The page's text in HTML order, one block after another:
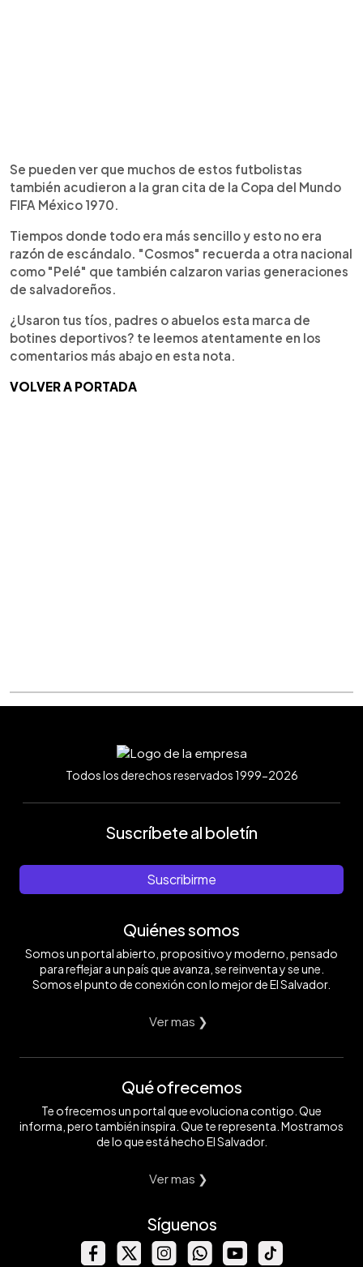
Se pueden ver que muchos de estos futbolistas
también acudieron a la gran cita de la Copa del Mundo
FIFA México 1970.
Tiempos donde todo era más sencillo y esto no era
razón de escándalo. "Cosmos" recuerda a otra nacional
como "Pelé" que también calzaron varias generaciones
de salvadoreños.
¿Usaron tus tíos, padres o abuelos esta marca de
botines deportivos? te leemos atentamente en los
comentarios más abajo en esta nota.
VOLVER A PORTADA
Todos los derechos reservados 1999-2026
Suscríbete al boletín
Suscribirme
Quiénes somos
Somos un portal abierto, propositivo y moderno, pensado
para reflejar a un país que avanza, se reinventa y se une.
Somos el punto de conexión con lo mejor de El Salvador.
Ver mas ❯
Qué ofrecemos
Te ofrecemos un portal que evoluciona contigo. Que
informa, pero también inspira. Que te representa. Mostramos
de lo que está hecho El Salvador.
Ver mas ❯
Síguenos